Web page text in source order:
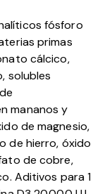
fósforo
primas
cálcico,
solubles
mananos y
de magnesio,
de hierro, óxido
de cobre,
Aditivos para 1